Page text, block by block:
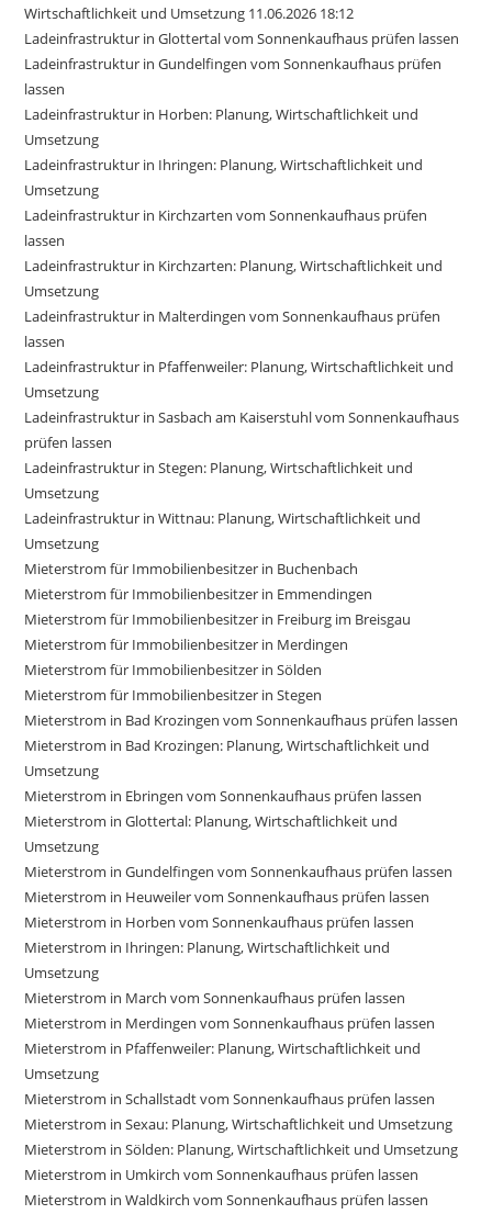
Wirtschaftlichkeit und Umsetzung 11.06.2026 18:12
Ladeinfrastruktur in Glottertal vom Sonnenkaufhaus prüfen lassen
Ladeinfrastruktur in Gundelfingen vom Sonnenkaufhaus prüfen
lassen
Ladeinfrastruktur in Horben: Planung, Wirtschaftlichkeit und
Umsetzung
Ladeinfrastruktur in Ihringen: Planung, Wirtschaftlichkeit und
Umsetzung
Ladeinfrastruktur in Kirchzarten vom Sonnenkaufhaus prüfen
lassen
Ladeinfrastruktur in Kirchzarten: Planung, Wirtschaftlichkeit und
Umsetzung
Ladeinfrastruktur in Malterdingen vom Sonnenkaufhaus prüfen
lassen
Ladeinfrastruktur in Pfaffenweiler: Planung, Wirtschaftlichkeit und
Umsetzung
Ladeinfrastruktur in Sasbach am Kaiserstuhl vom Sonnenkaufhaus
prüfen lassen
Ladeinfrastruktur in Stegen: Planung, Wirtschaftlichkeit und
Umsetzung
Ladeinfrastruktur in Wittnau: Planung, Wirtschaftlichkeit und
Umsetzung
Mieterstrom für Immobilienbesitzer in Buchenbach
Mieterstrom für Immobilienbesitzer in Emmendingen
Mieterstrom für Immobilienbesitzer in Freiburg im Breisgau
Mieterstrom für Immobilienbesitzer in Merdingen
Mieterstrom für Immobilienbesitzer in Sölden
Mieterstrom für Immobilienbesitzer in Stegen
Mieterstrom in Bad Krozingen vom Sonnenkaufhaus prüfen lassen
Mieterstrom in Bad Krozingen: Planung, Wirtschaftlichkeit und
Umsetzung
Mieterstrom in Ebringen vom Sonnenkaufhaus prüfen lassen
Mieterstrom in Glottertal: Planung, Wirtschaftlichkeit und
Umsetzung
Mieterstrom in Gundelfingen vom Sonnenkaufhaus prüfen lassen
Mieterstrom in Heuweiler vom Sonnenkaufhaus prüfen lassen
Mieterstrom in Horben vom Sonnenkaufhaus prüfen lassen
Mieterstrom in Ihringen: Planung, Wirtschaftlichkeit und
Umsetzung
Mieterstrom in March vom Sonnenkaufhaus prüfen lassen
Mieterstrom in Merdingen vom Sonnenkaufhaus prüfen lassen
Mieterstrom in Pfaffenweiler: Planung, Wirtschaftlichkeit und
Umsetzung
Mieterstrom in Schallstadt vom Sonnenkaufhaus prüfen lassen
Mieterstrom in Sexau: Planung, Wirtschaftlichkeit und Umsetzung
Mieterstrom in Sölden: Planung, Wirtschaftlichkeit und Umsetzung
Mieterstrom in Umkirch vom Sonnenkaufhaus prüfen lassen
Mieterstrom in Waldkirch vom Sonnenkaufhaus prüfen lassen